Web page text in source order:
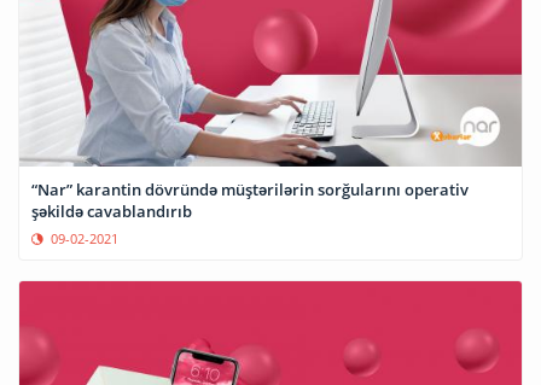
“Nar” karantin dövründə müştərilərin sorğularını operativ
şəkildə cavablandırıb
09-02-2021